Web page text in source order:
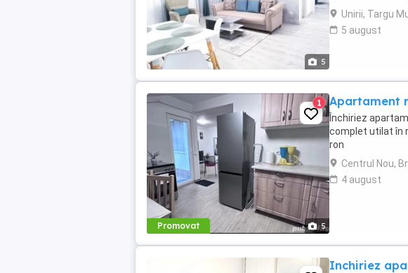
5
Apartament cu
Unirii, Targu
5 august
Promovat 5
1 Apartament
Închiriez
complet utilat în
ron
Centrul Nou,
4 august
Inchiriez